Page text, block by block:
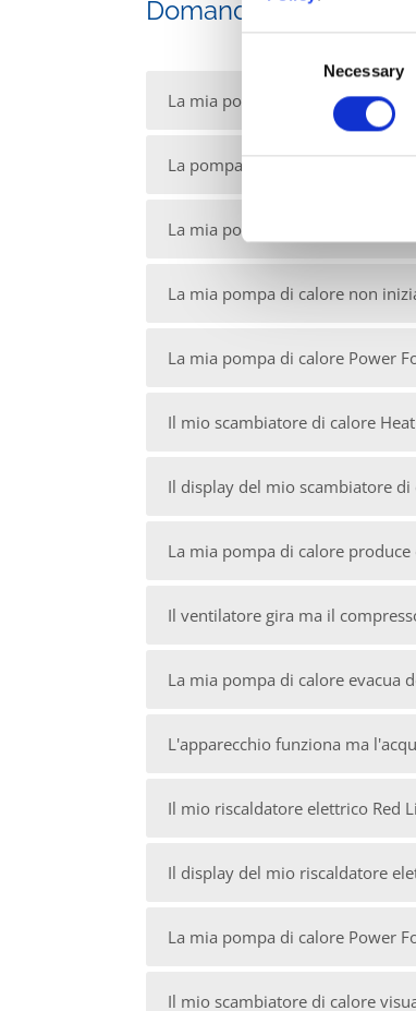
Necessary
Domande frequenti
La mia pompa di calore Power
La pompa di calore manda in
La mia pompa di calore non
La mia pompa di calore non
La mia pompa di calore Power
Il mio scambiatore di calore
Il display del mio scambiatore
La mia pompa di calore
Il ventilatore gira ma il
La mia pompa di calore evacua
L'apparecchio funziona ma
Il mio riscaldatore elettrico Red
Il display del mio riscaldatore
La mia pompa di calore Power
Il mio scambiatore di calore